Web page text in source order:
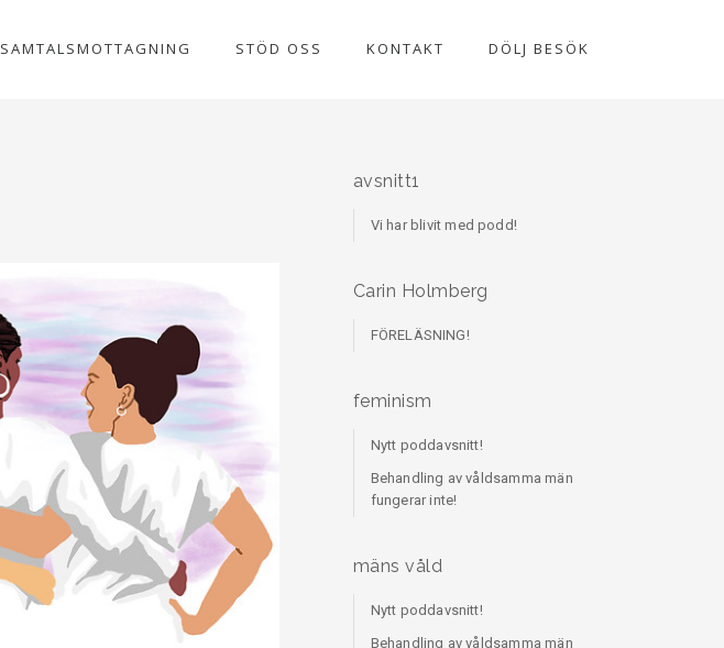
SAMTALSMOTTAGNING STÖD OSS KONTAKT DÖLJ BESÖK
avsnitt1
Vi har blivit med podd!
Carin Holmberg
FÖRELÄSNING!
feminism
Nytt poddavsnitt!
Behandling av våldsamma män
fungerar inte!
mäns våld
Nytt poddavsnitt!
Behandling av våldsamma män